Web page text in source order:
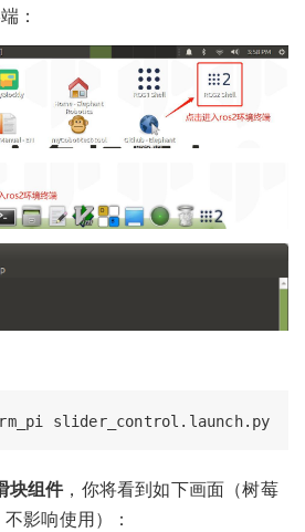
：
块组件，你将看到如下画面（树莓
影响使用）：